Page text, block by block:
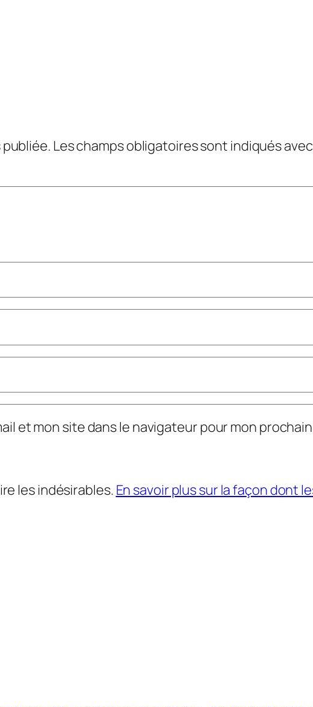
Les champs obligatoires sont indiqués
et mon site dans le navigateur pour mon
les indésirables. En savoir plus sur la façon dont